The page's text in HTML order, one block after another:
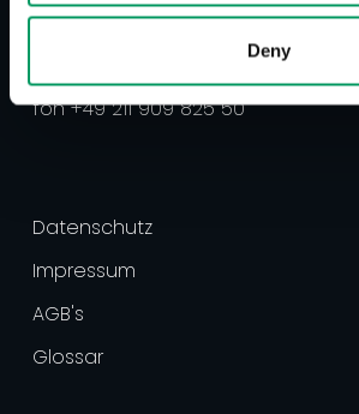
Deny
Marken- & Digitalagentur
40545 Düsseldorf
‍fon +49 211 909 825 50
Datenschutz
Impressum
AGB's
Glossar